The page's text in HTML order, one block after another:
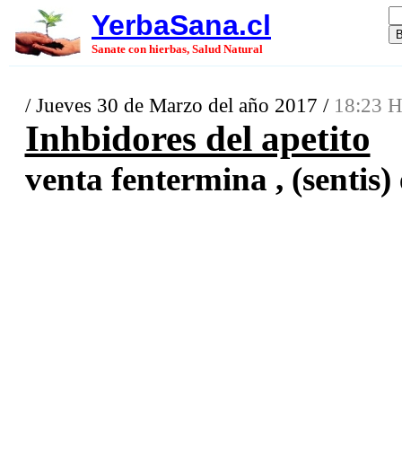
YerbaSana.cl
Sanate con hierbas, Salud Natural
/ Jueves 30 de Marzo del año 2017 / 18:23
Inhbidores del apetito
venta fentermina ,